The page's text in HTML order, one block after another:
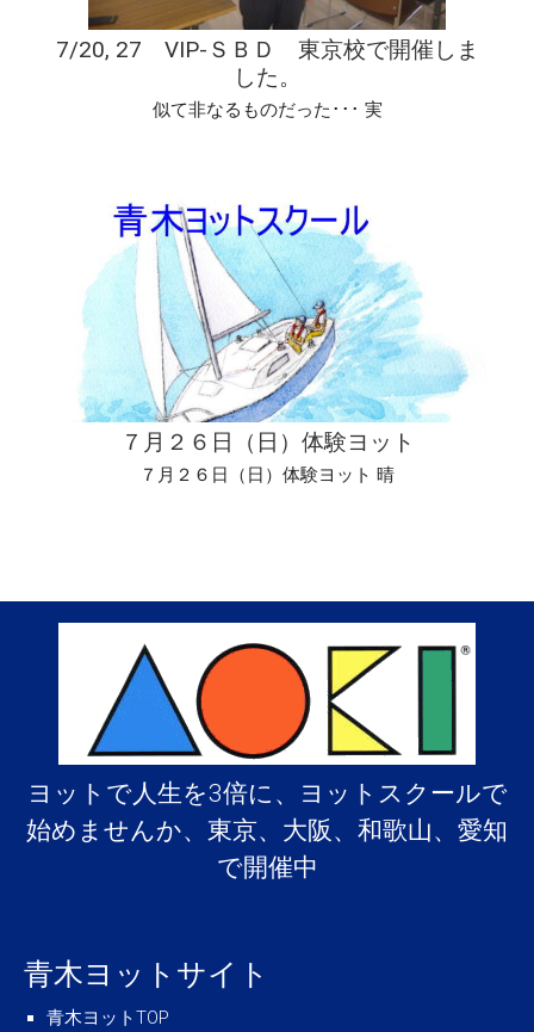
7/20, 27 VIP-ＳＢＤ 東京校で開催しま
した。
似て非なるものだった･･･ 実
７月２６日（日）体験ヨット
７月２６日（日）体験ヨット 晴
ヨットで人生を3倍に、ヨットスクールで
始めませんか、東京、大阪、和歌山、愛知
で開催中
青木ヨットサイト
青木ヨットTOP